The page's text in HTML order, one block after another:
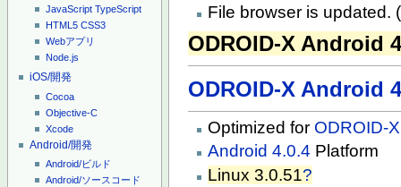
JavaScript TypeScript
HTML5 CSS3
Webアプリ
Node.js
iOS/開発
Cocoa
Objective-C
Xcode
Android/開発
Android/ビルド
Android/ソースコード
File browser is updated. (
ODROID-X Android
ODROID-X Android
Optimized for ODROID-X
Android 4.0.4 Platform
Linux 3.0.51?